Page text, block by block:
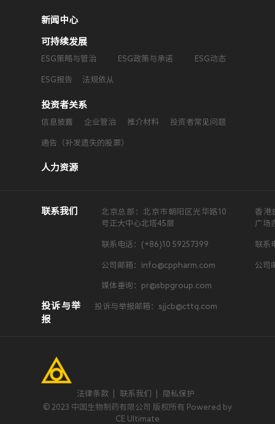
新闻中心
可持续发展
ESG策略与管治 ESG政策与承诺 ESG动态
ESG报告 法规依从
投资者关系
信息披露 企业管治 推介材料 投资者常见问题
通告（补发遗失的股票）
人力资源
联系我们
北京总部：北京市朝阳区光华路10
号正大中心北塔45层
联系电话：(+86)10 59257399
公司邮箱：info@cppharm.com
媒体垂询：pr@sbpgroup.com
香港
广场
联系
公司
投诉与举
报
投诉与举报邮箱：sjjcb@cttq.com
法律条款 联系我们
隐私保护
© 2023 中国生物制药有限公司 版权所有 Powered by
CE Ultimate